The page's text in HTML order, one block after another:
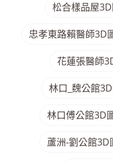
松合樣品屋
忠孝東路賴醫師3D
花蓮張醫師
林口_魏公館
林口傅公館3D
蘆洲-劉公館3D